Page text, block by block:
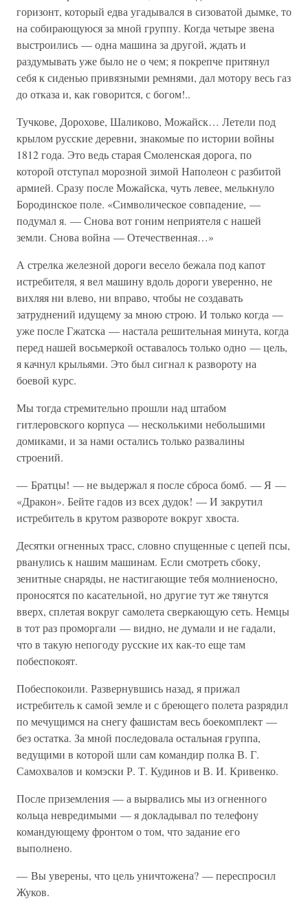
горизонт, который едва угадывался в сизоватой дымке, то
на собирающуюся за мной группу. Когда четыре звена
выстроились — одна машина за другой, ждать и
раздумывать уже было не о чем; я покрепче притянул
себя к сиденью привязными ремнями, дал мотору весь газ
до отказа и, как говорится, с богом!..
Тучкове, Дорохове, Шаликово, Можайск… Летели под
крылом русские деревни, знакомые по истории войны
1812 года. Это ведь старая Смоленская дорога, по
которой отступал морозной зимой Наполеон с разбитой
армией. Сразу после Можайска, чуть левее, мелькнуло
Бородинское поле. «Символическое совпадение, —
подумал я. — Снова вот гоним неприятеля с нашей
земли. Снова война — Отечественная…»
А стрелка железной дороги весело бежала под капот
истребителя, я вел машину вдоль дороги уверенно, не
вихляя ни влево, ни вправо, чтобы не создавать
затруднений идущему за мною строю. И только когда —
уже после Гжатска — настала решительная минута, когда
перед нашей восьмеркой оставалось только одно — цель,
я качнул крыльями. Это был сигнал к развороту на
боевой курс.
Мы тогда стремительно прошли над штабом
гитлеровского корпуса — несколькими небольшими
домиками, и за нами остались только развалины
строений.
— Братцы! — не выдержал я после сброса бомб. — Я —
«Дракон». Бейте гадов из всех дудок! — И закрутил
истребитель в крутом развороте вокруг хвоста.
Десятки огненных трасс, словно спущенные с цепей псы,
рванулись к нашим машинам. Если смотреть сбоку,
зенитные снаряды, не настигающие тебя молниеносно,
проносятся по касательной, но другие тут же тянутся
вверх, сплетая вокруг самолета сверкающую сеть. Немцы
в тот раз проморгали — видно, не думали и не гадали,
что в такую непогоду русские их как-то еще там
побеспокоят.
Побеспокоили. Развернувшись назад, я прижал
истребитель к самой земле и с бреющего полета разрядил
по мечущимся на снегу фашистам весь боекомплект —
без остатка. За мной последовала остальная группа,
ведущими в которой шли сам командир полка В. Г.
Самохвалов и комэски Р. Т. Кудинов и В. И. Кривенко.
После приземления — а вырвались мы из огненного
кольца невредимыми — я докладывал по телефону
командующему фронтом о том, что задание его
выполнено.
— Вы уверены, что цель уничтожена? — переспросил
Жуков.